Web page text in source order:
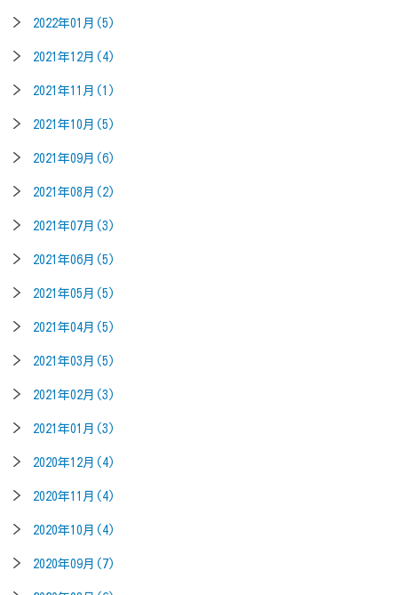
2022年01月(5)
2021年12月(4)
2021年11月(1)
2021年10月(5)
2021年09月(6)
2021年08月(2)
2021年07月(3)
2021年06月(5)
2021年05月(5)
2021年04月(5)
2021年03月(5)
2021年02月(3)
2021年01月(3)
2020年12月(4)
2020年11月(4)
2020年10月(4)
2020年09月(7)